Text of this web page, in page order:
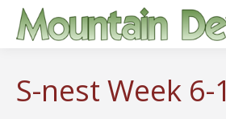
S-nest Week 6-1